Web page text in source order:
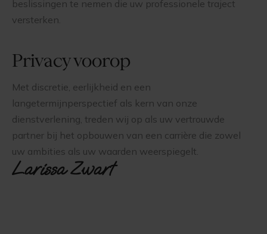
beslissingen te nemen die uw professionele traject
versterken.
Privacy voorop
Met discretie, eerlijkheid en een
langetermijnperspectief als kern van onze
dienstverlening, treden wij op als uw vertrouwde
partner bij het opbouwen van een carrière die zowel
uw ambities als uw waarden weerspiegelt.
Larissa Zwart